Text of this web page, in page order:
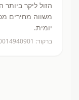
הזול ליקר ביותר הוא 5% — חיסכון של
משווה מחירים
יומית.
ברקוד: